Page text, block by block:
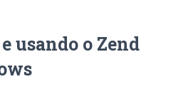
usando o Zend